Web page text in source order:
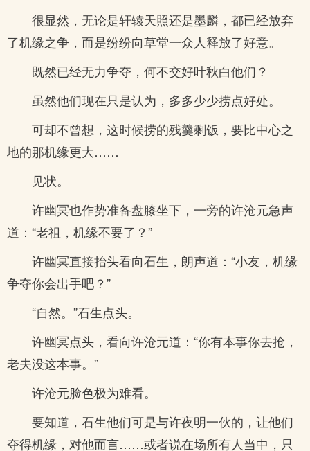
很显然，无论是轩辕天照还是墨麟，都已经放弃
了机缘之争，而是纷纷向草堂一众人释放了好意。
既然已经无力争夺，何不交好叶秋白他们？
虽然他们现在只是认为，多多少少捞点好处。
可却不曾想，这时候捞的残羹剩饭，要比中心之
地的那机缘更大……
见状。
许幽冥也作势准备盘膝坐下，一旁的许沧元急声
道：“老祖，机缘不要了？”
许幽冥直接抬头看向石生，朗声道：“小友，机缘
争夺你会出手吧？”
“自然。”石生点头。
许幽冥点头，看向许沧元道：“你有本事你去抢，
老夫没这本事。”
许沧元脸色极为难看。
要知道，石生他们可是与许夜明一伙的，让他们
夺得机缘，对他而言……或者说在场所有人当中，只